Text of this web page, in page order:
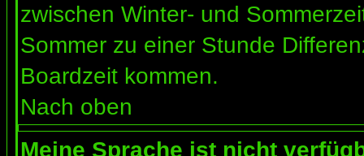
zwischen Winter- und
Sommer zu einer Stunde
Boardzeit kommen.
Nach oben
Meine Sprache ist nicht